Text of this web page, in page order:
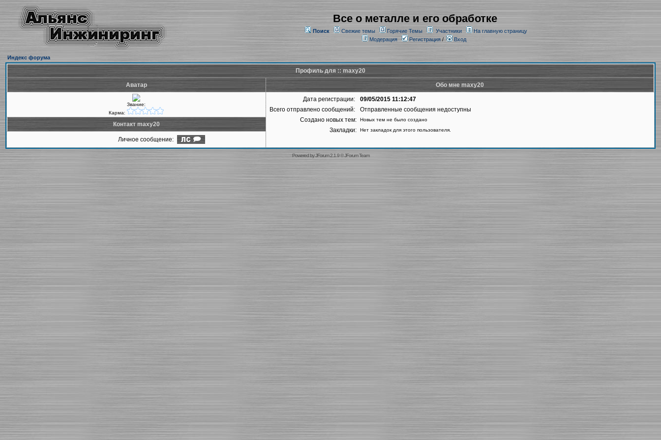
Все о металле и его обработке
Поиск Свежие темы Горячие Темы Участники
На главную страницу
Модерация
Регистрация/ Вход
Индекс форума
Профиль для :: maxy20
Аватар Обо мне maxy20
Звание:
Карма:
Дата регистрации:
09/05/2015 11:12:47
Всего отправлено сообщений:
Отправленные сообщения недоступны
Создано новых тем:
Новых тем не было создано
Закладки: Нет закладок для этого пользователя.
Контакт maxy20
Личное сообщение:
Powered byJForum 2.1.9©JForum Team